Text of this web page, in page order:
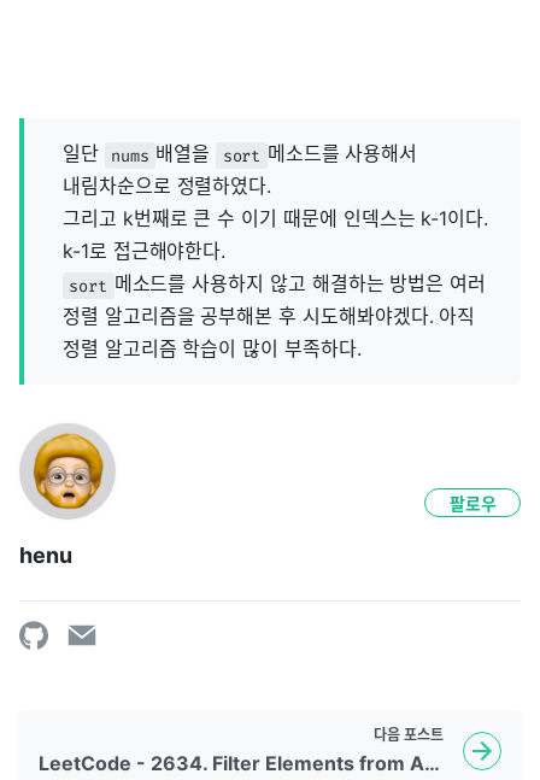
일단 nums 배열을 sort 메소드를 사용해서
내림차순으로 정렬하였다.
그리고 k번째로 큰 수 이기 때문에 인덱스는 k-1이다.
k-1로 접근해야한다.
sort 메소드를 사용하지 않고 해결하는 방법은 여러
정렬 알고리즘을 공부해본 후 시도해봐야겠다. 아직
정렬 알고리즘 학습이 많이 부족하다.
henu
팔로우
다음 포스트
LeetCode - 2634. Filter Elements from Array